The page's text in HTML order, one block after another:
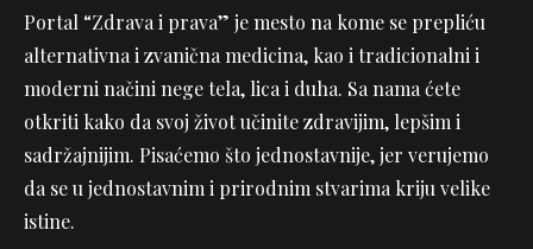
Portal “Zdrava i prava” je mesto na kome se prepliću
alternativna i zvanična medicina, kao i tradicionalni i
moderni načini nege tela, lica i duha. Sa nama ćete
otkriti kako da svoj život učinite zdravijim, lepšim i
sadržajnijim. Pisaćemo što jednostavnije, jer verujemo
da se u jednostavnim i prirodnim stvarima kriju velike
istine.